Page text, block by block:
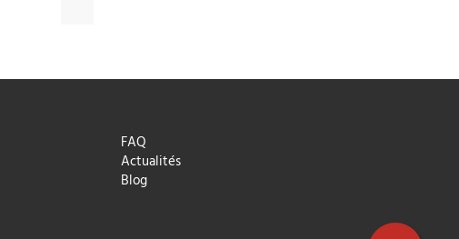
FAQ
Actualités
Blog